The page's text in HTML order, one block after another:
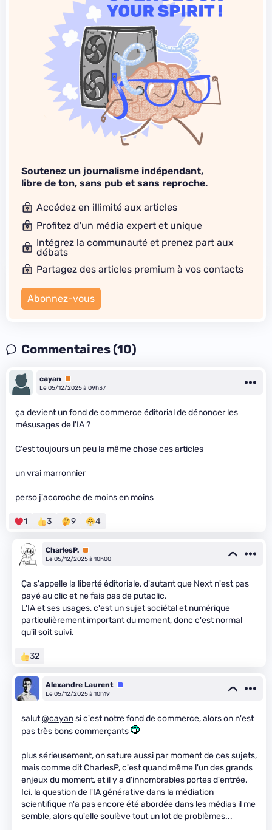
Soutenez un journalisme indépendant,
libre de ton, sans pub et sans reproche.
Accédez en illimité aux articles
Profitez d'un média expert et unique
Intégrez la communauté et prenez part aux
débats
Partagez des articles premium à vos contacts
Abonnez-vous
Commentaires (10)
cayan
Premium
Le 05/12/2025 à 09h37
ça devient un fond de commerce éditorial de dénoncer les
mésusages de l'IA ?
C'est toujours un peu la même chose ces articles
un vrai marronnier
perso j'accroche de moins en moins
1 3 9 4
CharlesP. Premium
Le 05/12/2025 à 10h00
Ça s'appelle la liberté éditoriale, d'autant que Next n'est pas
payé au clic et ne fais pas de putaclic.
L'IA et ses usages, c'est un sujet sociétal et numérique
particulièrement important du moment, donc c'est normal
qu'il soit suivi.
32
Alexandre Laurent Équipe
Le 05/12/2025 à 10h19
salut@cayansi c'est notre fond de commerce, alors on n'est
pas très bons commerçants
plus sérieusement, on sature aussi par moment de ces sujets,
mais comme dit CharlesP, c'est quand même l'un des grands
enjeux du moment, et il y a d'innombrables portes d'entrée.
Ici, la question de l'IA générative dans la médiation
scientifique n'a pas encore été abordée dans les médias il me
semble, alors qu'elle soulève tout un lot de problèmes...